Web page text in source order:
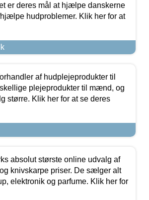
er deres mål at hjælpe danskerne
hudproblemer. Klik her for at
af hudplejeprodukter til
plejeprodukter til mænd, og
større. Klik her for at se deres
absolut største online udvalg af
knivskarpe priser. De sælger alt
elektronik og parfume. Klik her for